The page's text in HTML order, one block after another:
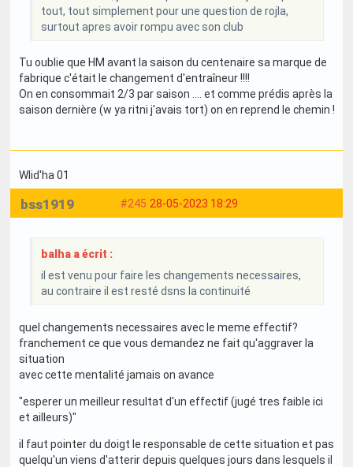
tout, tout simplement pour une question de rojla,
surtout apres avoir rompu avec son club
Tu oublie que HM avant la saison du centenaire sa marque de
fabrique c'était le changement d'entraîneur !!!!
On en consommait 2/3 par saison .... et comme prédis après la
saison dernière (w ya ritni j'avais tort) on en reprend le chemin !
Wlid'ha 01
#245 28-05-2023 18:29
bss1919
balha a écrit :
il est venu pour faire les changements necessaires,
au contraire il est resté dsns la continuité
quel changements necessaires avec le meme effectif?
franchement ce que vous demandez ne fait qu'aggraver la
situation
avec cette mentalité jamais on avance
"esperer un meilleur resultat d'un effectif (jugé tres faible ici
et ailleurs)"
il faut pointer du doigt le responsable de cette situation et pas
quelqu'un viens d'atterir depuis quelques jours dans lesquels il